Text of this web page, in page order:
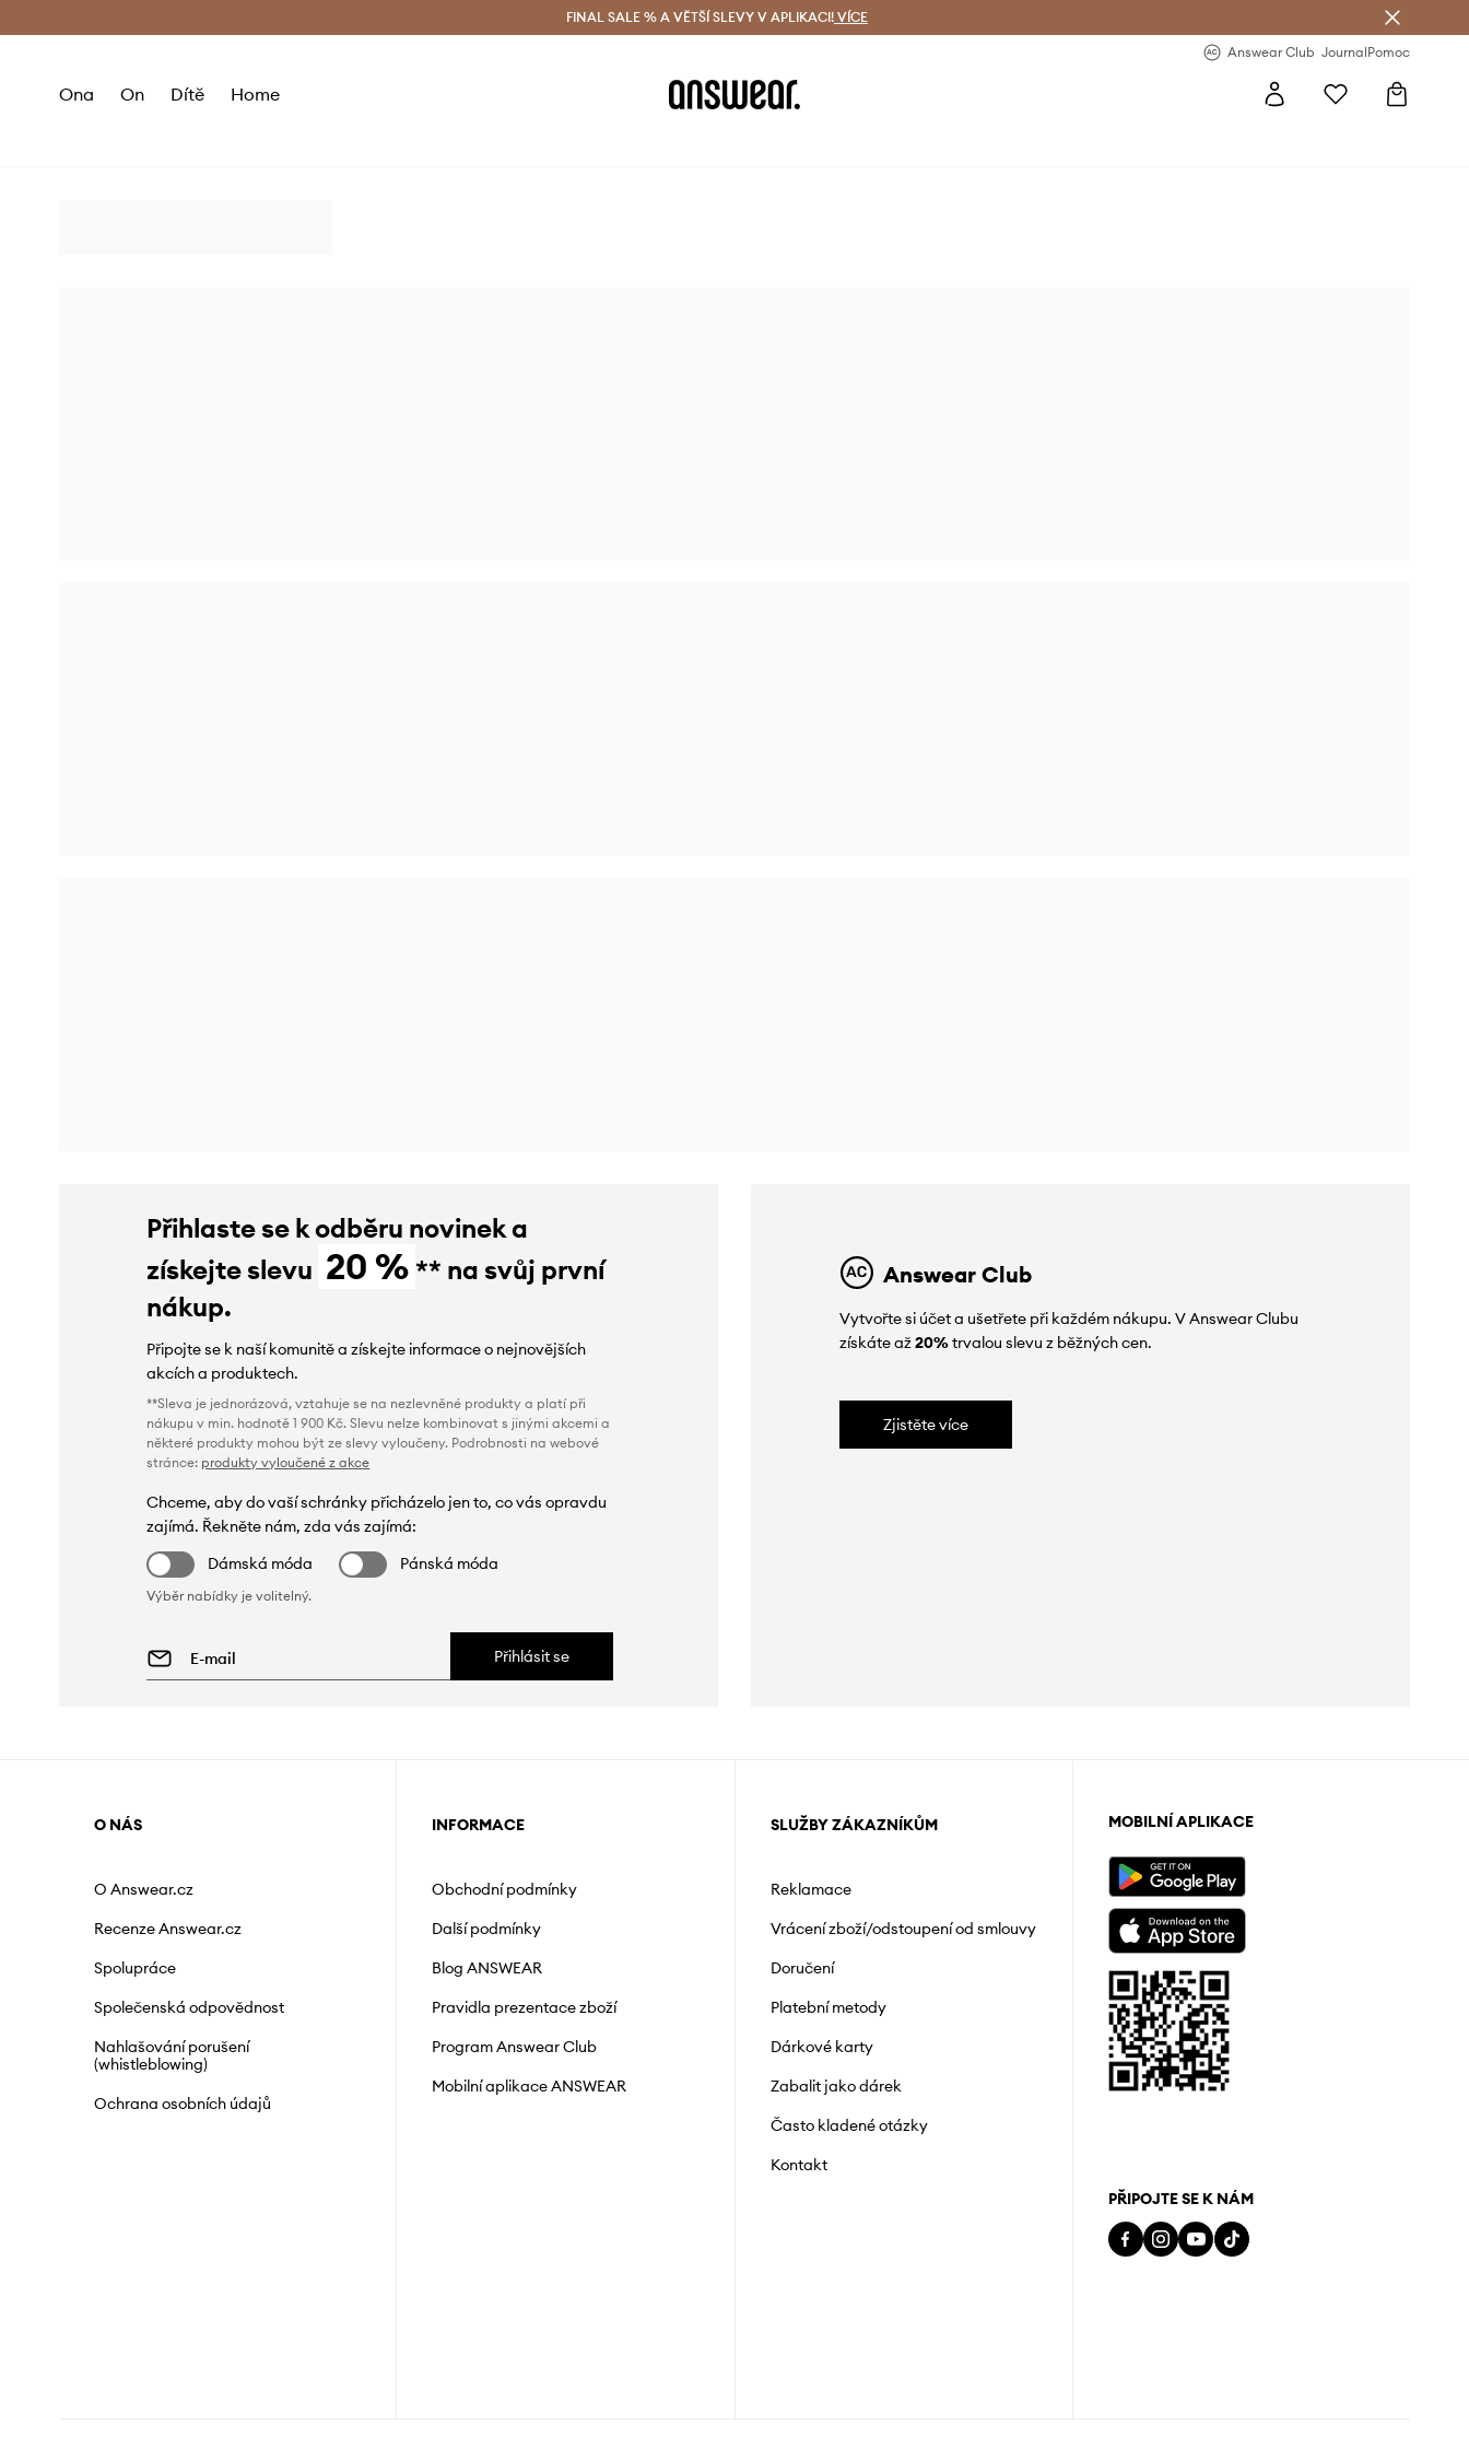
Doručení a vrácení zdarma (od 1800 Kč) Doručení i do 24 h
FINAL SALE % A VĚTŠÍ SLEVY V APLIKACI! VÍCE
Answear Club JournalPomoc
Ona On Dítě Home
Přihlaste se k odběru novinek a
získejte slevu 20 % ** na svůj první
nákup.
Připojte se k naší komunitě a získejte informace o nejnovějších
akcích a produktech.
**Sleva je jednorázová, vztahuje se na nezlevněné produkty a platí při
nákupu v min. hodnotě 1 900 Kč. Slevu nelze kombinovat s jinými akcemi a
některé produkty mohou být ze slevy vyloučeny. Podrobnosti na webové
stránce: produkty vyloučené z akce
Chceme, aby do vaší schránky přicházelo jen to, co vás opravdu
zajímá. Řekněte nám, zda vás zajímá:
Dámská móda
Pánská móda
Výběr nabídky je volitelný.
Přihlásit se
Answear Club
Vytvořte si účet a ušetřete při každém nákupu. V Answear Clubu
získáte až20%trvalou slevu z běžných cen.
Zjistěte více
O NÁS
O Answear.cz
Recenze Answear.cz
Spolupráce
Společenská odpovědnost
Nahlašování porušení
(whistleblowing)
Ochrana osobních údajů
INFORMACE
Obchodní podmínky
Další podmínky
Blog ANSWEAR
Pravidla prezentace zboží
Program Answear Club
Mobilní aplikace ANSWEAR
SLUŽBY ZÁKAZNÍKŮM
Reklamace
Vrácení zboží/odstoupení od smlouvy
Doručení
Platební metody
Dárkové karty
Zabalit jako dárek
Často kladené otázky
Kontakt
MOBILNÍ APLIKACE
PŘIPOJTE SE K NÁM